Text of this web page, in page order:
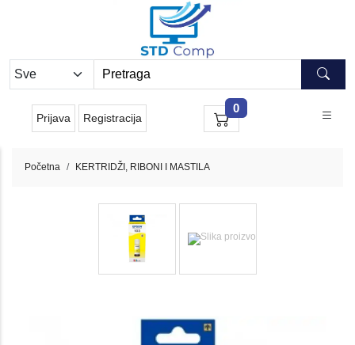
Prijava Registracija
0
Početna KERTRIDŽI, RIBONI I MASTILA